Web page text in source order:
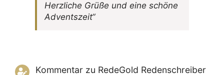
Herz­liche Grüße und eine schöne
Adventszeit“
Kommentarzu RedeGold Reden­schreiber